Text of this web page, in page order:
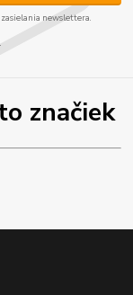
zasielania newslettera.
značiek